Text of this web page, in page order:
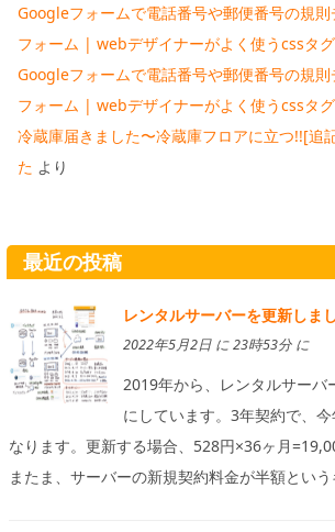
Googleフォームで電話番号や郵便番号の規則
フォーム | webデザイナーがよく使うcssタグ
Googleフォームで電話番号や郵便番号の規則
フォーム | webデザイナーがよく使うcssタグ
冷蔵庫届きました〜冷蔵庫フロアに立つ!![追
た より
最近の投稿
レンタルサーバーを更新しま
2022年5月2日 に 23時53分 に
2019年から、レンタルサーバ
にしています。3年契約で、
なります。更新する場合、528円×36ヶ月
またま、サーバーの新規契約料金が半額とい